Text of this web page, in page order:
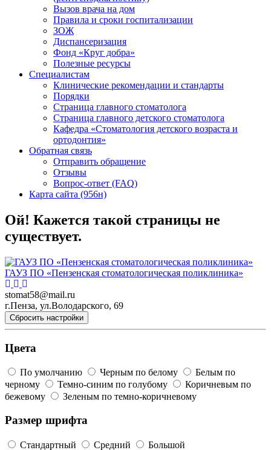
Вызов врача на дом
Правила и сроки госпитализации
ЗОЖ
Диспансеризация
Фонд «Круг добра»
Полезные ресурсы
Специалистам
Клинические рекомендации и стандарты
Порядки
Страница главного стоматолога
Страница главного детского стоматолога
Кафедра «Стоматология детского возраста и
ортодонтия»
Обратная связь
Отправить обращение
Отзывы
Вопрос-ответ (FAQ)
Карта сайта (956н)
Ой! Кажется такой страницы не
существует.
ГАУЗ ПО «Пензенская стоматологическая поликлиника»
stomat58@mail.ru
г.Пенза, ул.Володарского, 69
Сбросить настройки
Цвета
По умолчанию Черным по белому
Белым по
черному
Темно-синим по голубому
Коричневым по
бежевому
Зеленым по темно-коричневому
Размер шрифта
Стандартный Средний Большой